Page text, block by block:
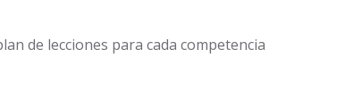
de lecciones para cada competencia